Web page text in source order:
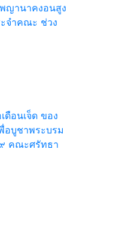
พญานาคงอนสูง
จำคณะ ช่วง
ดือนเจ็ด ของ
อบูชาพระบรม
คณะศรัทธา